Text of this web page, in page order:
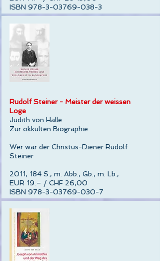
ISBN 978-3-03769-038-3
Rudolf Steiner - Meister der weissen
Loge
Judith von Halle
Zur okkulten Biographie
Wer war der Christus-Diener Rudolf
Steiner
2011, 184 S., m. Abb., Gb., m. Lb.,
EUR 19.– / CHF 26,00
ISBN 978-3-03769-030-7